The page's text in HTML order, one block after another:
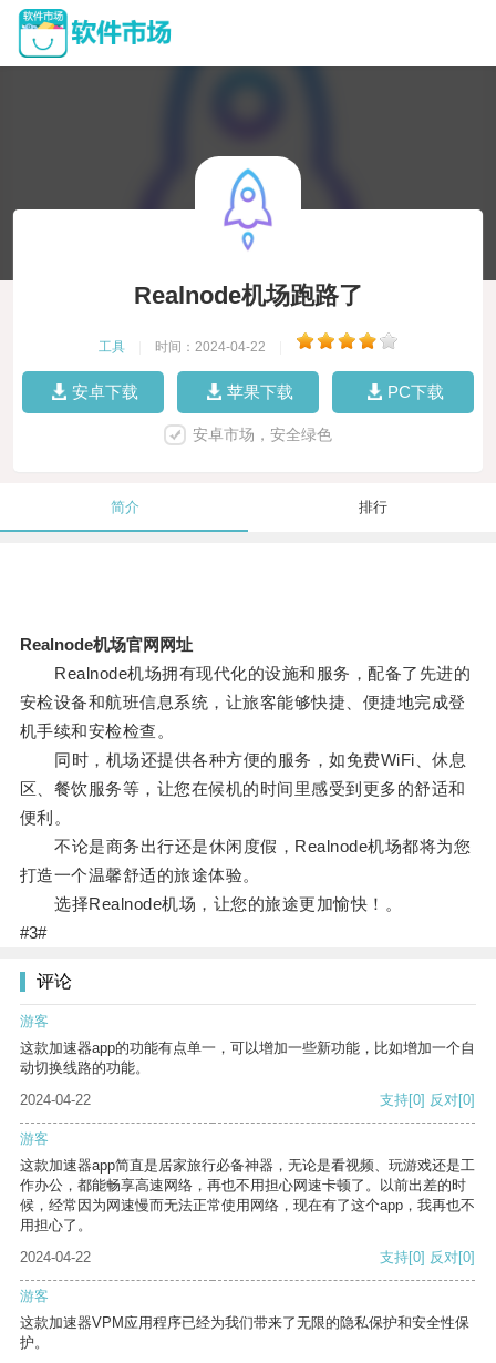
Realnode机场跑路了
工具 时间：2024-04-22
安卓下载 苹果下载 PC下载
安卓市场，安全绿色
简介 排行
Realnode机场官网网址
Realnode机场拥有现代化的设施和服务，配备了先进的
安检设备和航班信息系统，让旅客能够快捷、便捷地完成登
机手续和安检检查。
同时，机场还提供各种方便的服务，如免费WiFi、休息
区、餐饮服务等，让您在候机的时间里感受到更多的舒适和
便利。
不论是商务出行还是休闲度假，Realnode机场都将为您
打造一个温馨舒适的旅途体验。
选择Realnode机场，让您的旅途更加愉快！。
#3#
评论
游客
这款加速器app的功能有点单一，可以增加一些新功能，比如增加一个自
动切换线路的功能。
2024-04-22
支持[0] 反对[0]
游客
这款加速器app简直是居家旅行必备神器，无论是看视频、玩游戏还是工
作办公，都能畅享高速网络，再也不用担心网速卡顿了。以前出差的时
候，经常因为网速慢而无法正常使用网络，现在有了这个app，我再也不
用担心了。
2024-04-22
支持[0] 反对[0]
游客
这款加速器VPM应用程序已经为我们带来了无限的隐私保护和安全性保
护。